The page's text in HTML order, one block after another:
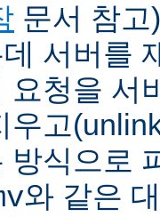
문서 참
서버를
요청을 서
우고
방식으로
와 같은